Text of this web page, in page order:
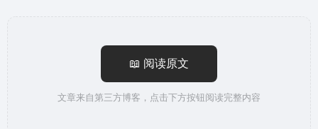
📖 阅读原文
文章来自第三方博客，点击下方按钮阅读完整内容